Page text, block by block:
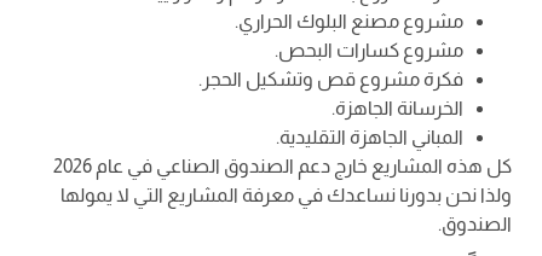
مشروع مصنع البلوك الحراري.
مشروع كسارات البحص.
فكرة مشروع قص وتشكيل الحجر.
الخرسانة الجاهزة.
المباني الجاهزة التقليدية.
كل هذه المشاريع خارج دعم الصندوق الصناعي في عام 2026
ولذا نحن بدورنا نساعدك في معرفة المشاريع التي لا يمولها
الصندوق.